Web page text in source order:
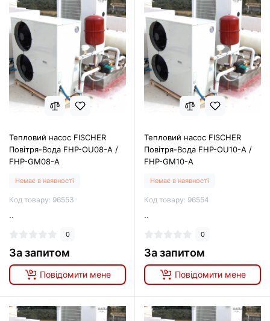
Тепловий насос FISCHER
Повітря-Вода FHP-OU08-A /
FHP-GM08-A
Немає в наявності
Код товару: 96553
..
0
За запитом
Повідомити мене
Тепловий насос FISCHER
Повітря-Вода FHP-OU10-A /
FHP-GM10-A
Немає в наявності
Код товару: 96554
..
0
За запитом
Повідомити мене